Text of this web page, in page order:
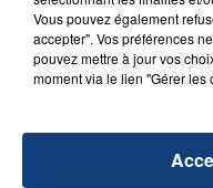
OPÉRER DE LA
La famille a porté
reconnu sa
Vous pouvez également
accepter". Vos préférences
pouvez mettre à jour vos
moment via le lien "Gérer